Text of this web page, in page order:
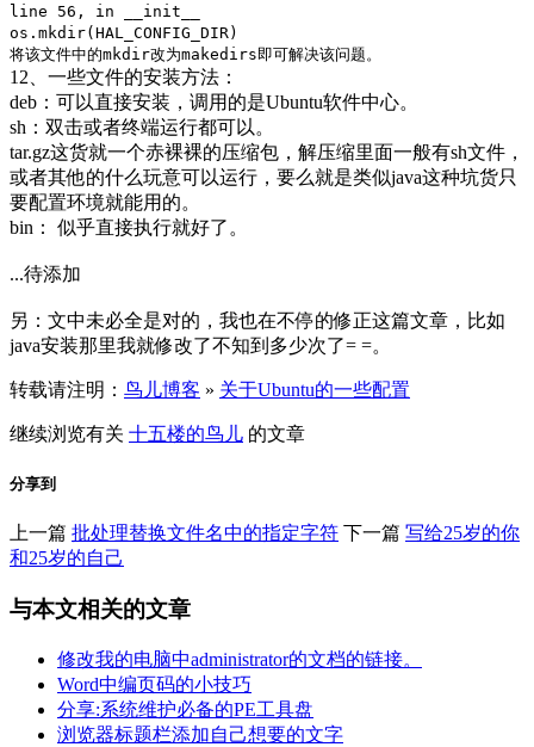
line 56, in __init__
os.mkdir(HAL_CONFIG_DIR)
将该文件中的mkdir改为makedirs即可解决该问题。
12、一些文件的安装方法：
deb：可以直接安装，调用的是Ubuntu软件中心。
sh：双击或者终端运行都可以。
tar.gz这货就一个赤裸裸的压缩包，解压缩里面一般有sh文件，
或者其他的什么玩意可以运行，要么就是类似java这种坑货只
要配置环境就能用的。
bin： 似乎直接执行就好了。
...待添加
另：文中未必全是对的，我也在不停的修正这篇文章，比如
java安装那里我就修改了不知到多少次了= =。
转载请注明： 鸟儿博客 » 关于Ubuntu的一些配置
继续浏览有关 十五楼的鸟儿 的文章
分享到
上一篇 批处理替换文件名中的指定字符 下一篇 写给25岁的你
和25岁的自己
与本文相关的文章
修改我的电脑中administrator的文档的链接。
Word中编页码的小技巧
分享:系统维护必备的PE工具盘
浏览器标题栏添加自己想要的文字